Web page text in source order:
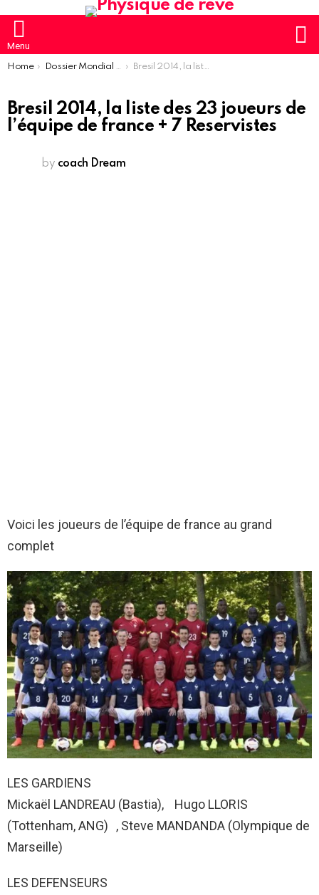
Menu
You are here:
Home Dossier Mondial Football 2014 Bresil 2014, la liste des 23 joueurs de l’équipe de france + 7 Reservistes
Bresil 2014, la liste des 23 joueurs de
l’équipe de france + 7 Reservistes
by coach Dream
Voici les joueurs de l’équipe de france au grand
complet
LES GARDIENS
Mickaël LANDREAU (Bastia), Hugo LLORIS
(Tottenham, ANG) , Steve MANDANDA (Olympique de
Marseille)
LES DEFENSEURS